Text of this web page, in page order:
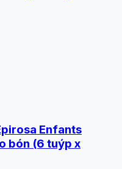
Enfants
bón (6 tuýp x